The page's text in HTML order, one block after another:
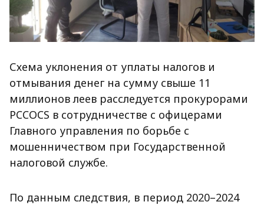
Схема уклонения от уплаты налогов и
отмывания денег на сумму свыше 11
миллионов леев расследуется прокурорами
PCCOCS в сотрудничестве с офицерами
Главного управления по борьбе с
мошенничеством при Государственной
налоговой службе.
По данным следствия, в период 2020–2024